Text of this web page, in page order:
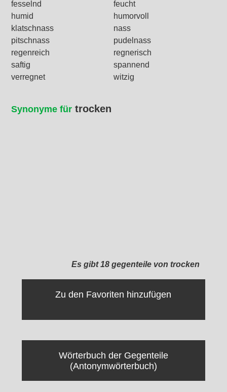
fesselnd
feucht
humid
humorvoll
klatschnass
nass
pitschnass
pudelnass
regenreich
regnerisch
saftig
spannend
verregnet
witzig
Synonyme für trocken
Es gibt 18 gegenteile von trocken
Zu den Favoriten hinzufügen
Wörterbuch der Gegenteile
(Antonymwörterbuch)